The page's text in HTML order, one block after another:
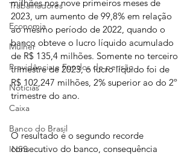
Trabalhadores
Economia
Mulher
Previdência e Fundos de pensão
Notícias
Caixa
Banco do Brasil
INSS
milhões nos nove primeiros meses de
2023, um aumento de 99,8% em relação
ao mesmo período de 2022, quando o
banco obteve o lucro líquido acumulado
de R$ 135,4 milhões. Somente no terceiro
trimestre de 2023, o lucro líquido foi de
R$ 102,247 milhões, 2% superior ao do 2º
trimestre do ano.
O resultado é o segundo recorde
consecutivo do banco, consequência